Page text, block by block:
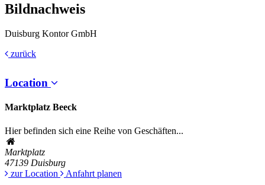
Bildnachweis
Duisburg Kontor GmbH
zurück
Location
Marktplatz Beeck
Hier befinden sich eine Reihe von Geschäften...
Marktplatz
47139 Duisburg
zur Location
Anfahrt planen